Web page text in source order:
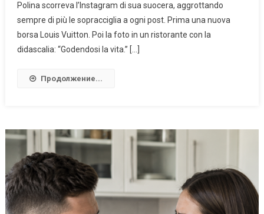
Polina scorreva l’Instagram di sua suocera, aggrottando
sempre di più le sopracciglia a ogni post. Prima una nuova
borsa Louis Vuitton. Poi la foto in un ristorante con la
didascalia: “Godendosi la vita.” […]
Продолжение...